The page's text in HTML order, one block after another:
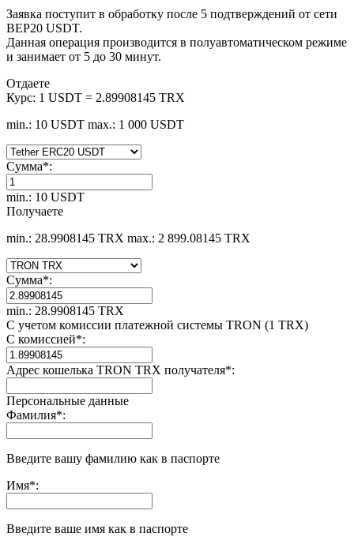
Заявка поступит в обработку после 5 подтверждений от сети
BEP20 USDT.
Данная операция производится в полуавтоматическом режиме
и занимает от 5 до 30 минут.
Отдаете
Курс: 1 USDT = 2.89908145 TRX
min.: 10 USDT max.: 1 000 USDT
Сумма*:
min.: 10 USDT
Получаете
min.: 28.9908145 TRX max.: 2 899.08145 TRX
Сумма*:
min.: 28.9908145 TRX
С учетом комиссии платежной системы TRON (1 TRX)
С комиссией*:
Адрес кошелька TRON TRX получателя*:
Персональные данные
Фамилия*:
Введите вашу фамилию как в паспорте
Имя*:
Введите ваше имя как в паспорте